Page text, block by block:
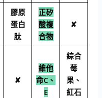
膠原
蛋白
肽
正矽
酸複
合物
✘
✘
維他
命C、
E
綜合
莓
果、
紅石